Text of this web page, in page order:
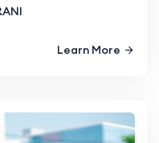
Learn More